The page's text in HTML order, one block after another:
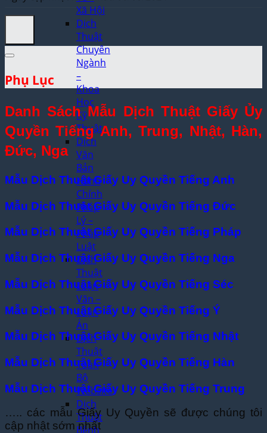
Xã Hội
Dịch
Thuật
Chuyên
Ngành
–
Khoa
Học
Kỹ
Thuật
Dịch
Văn
Bản
Hành
Chính
Pháp
Lý –
Pháp
Luật
Dịch
Thuật
Luận
Văn –
Luận
Án
Dịch
Thuật
Toàn
Bộ
Website
Dịch
Thuật
Bệnh
Phụ Lục
Danh Sách Mẫu Dịch Thuật Giấy Ủy
Quyền Tiếng Anh, Trung, Nhật, Hàn,
Đức, Nga
Mẫu Dịch Thuật Giấy Uy Quyền Tiếng Anh
Mẫu Dịch Thuật Giấy Uy Quyền Tiếng Đức
Mẫu Dịch Thuật Giấy Uy Quyền Tiếng Pháp
Mẫu Dịch Thuật Giấy Uy Quyền Tiếng Nga
Mẫu Dịch Thuật Giấy Uy Quyền Tiếng Séc
Mẫu Dịch Thuật Giấy Uy Quyền Tiếng Ý
Mẫu Dịch Thuật Giấy Uy Quyền Tiếng Nhật
Mẫu Dịch Thuật Giấy Uy Quyền Tiếng Hàn
Mẫu Dịch Thuật Giấy Uy Quyền Tiếng Trung
….. các mẫu Giấy Uy Quyền sẽ được chúng tôi
cập nhật sớm nhất